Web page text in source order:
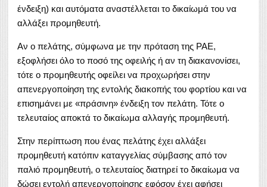
ένδειξη) και αυτόματα αναστέλλεται το δικαίωμά του να
αλλάξει προμηθευτή.
Αν ο πελάτης, σύμφωνα με την πρόταση της ΡΑΕ,
εξοφλήσει όλο το ποσό της οφειλής ή αν τη διακανονίσει,
τότε ο προμηθευτής οφείλει να προχωρήσει στην
απενεργοποίηση της εντολής διακοπής του φορτίου και να
επισημάνει με «πράσινη» ένδειξη τον πελάτη. Τότε ο
τελευταίος αποκτά το δικαίωμα αλλαγής προμηθευτή.
Στην περίπτωση που ένας πελάτης έχει αλλάξει
προμηθευτή κατόπιν καταγγελίας σύμβασης από τον
παλιό προμηθευτή, ο τελευταίος διατηρεί το δικαίωμα να
δώσει εντολή απενεργοποίησης εφόσον έχει αφήσει